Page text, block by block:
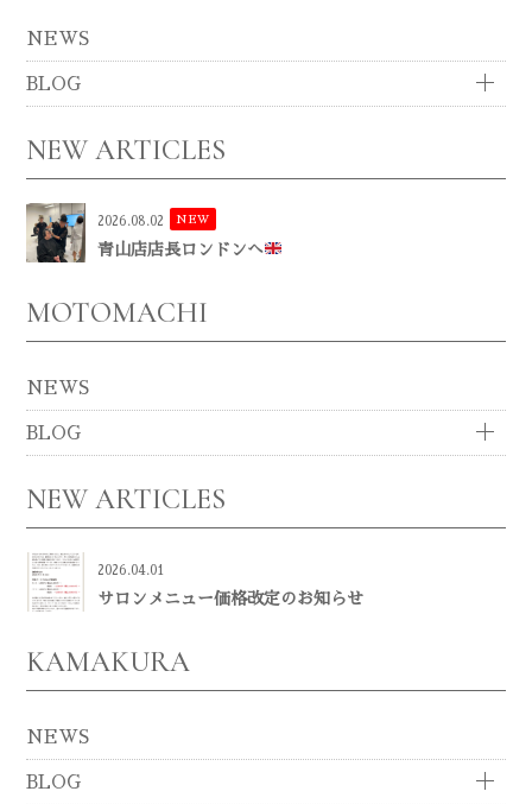
NEWS
BLOG
NEW ARTICLES
2026.08.02 NEW
青山店店長ロンドンへ
MOTOMACHI
NEWS
BLOG
NEW ARTICLES
2026.04.01
サロンメニュー価格改定のお知らせ
KAMAKURA
NEWS
BLOG